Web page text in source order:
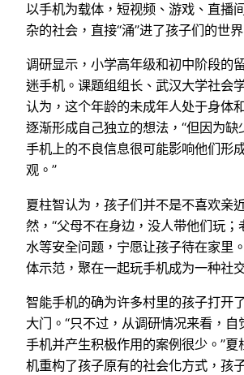
以手机为载体，短视频、游戏、直播
杂的社会，直接“涌”进了孩子们的世界
调研显示，小学高年级和初中阶段的
迷手机。课题组组长、武汉大学社会
认为，这个年龄的未成年人处于身体
逐渐形成自己独立的想法，“但因为缺
手机上的不良信息很可能影响他们形
观。”
夏柱智认为，孩子们并不是不喜欢亲
然，“父母不在身边，没人带他们玩；
水等安全问题，宁愿让孩子待在家里
体示范，聚在一起玩手机成为一种社
智能手机的确为许多村里的孩子打开
大门。“只不过，从调研情况来看，自
手机并产生积极作用的案例很少。”夏
机重构了孩子原有的社会化方式，孩